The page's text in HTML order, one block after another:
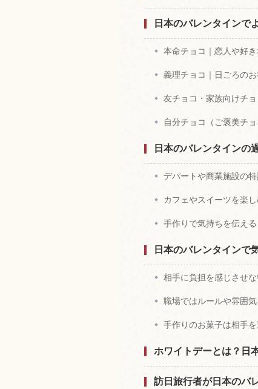
日本のバレンタインで
本命チョコ｜恋人や好
義理チョコ｜日ごろの
友チョコ・家族向けチ
自分チョコ（ご褒美チ
日本のバレンタインの
デパートや商業施設の
カフェやスイーツを楽し
手作りで気持ちを伝える
日本のバレンタインで
相手に負担を感じさせ
職場ではルールや雰囲
手作りのお菓子は相手
ホワイトデーとは？日
訪日旅行者が日本のバ